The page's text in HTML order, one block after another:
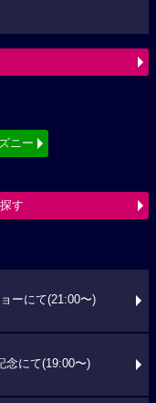
ニー
す
ーにて(21:00〜)
念にて(19:00〜)